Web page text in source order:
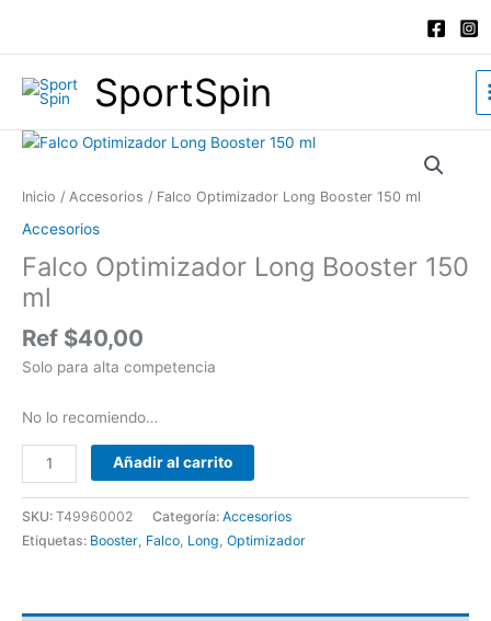
contenido
SportSpin
Inicio / Accesorios / Falco Optimizador Long Booster 150 ml
Accesorios
Falco Optimizador Long Booster 150
ml
Ref $40,00
Solo para alta competencia
No lo recomiendo…
Falco
Long
150
ml
cantidad
Añadir al carrito
SKU: T49960002 Categoría: Accesorios
Etiquetas: Booster, Falco, Long, Optimizador